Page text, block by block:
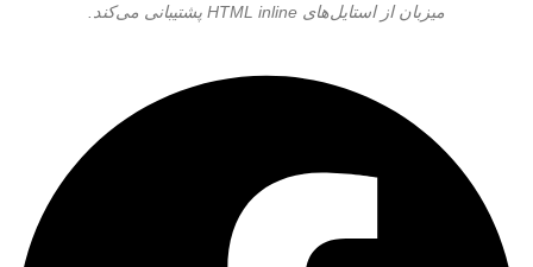
میزبان از استایل‌های HTML inline پشتیبانی می‌کند.